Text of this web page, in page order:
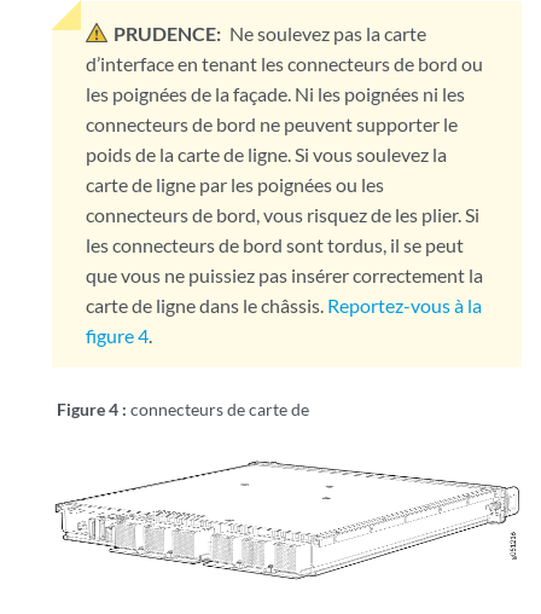
PRUDENCE: Ne soulevez pas la carte
d’interface en tenant les connecteurs de bord ou
les poignées de la façade. Ni les poignées ni les
connecteurs de bord ne peuvent supporter le
poids de la carte de ligne. Si vous soulevez la
carte de ligne par les poignées ou les
connecteurs de bord, vous risquez de les plier. Si
les connecteurs de bord sont tordus, il se peut
que vous ne puissiez pas insérer correctement la
carte de ligne dans le châssis. Reportez-vous à la
figure 4.
Figure 4 :connecteurs de carte de